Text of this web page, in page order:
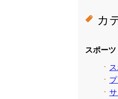
カ
スポーツ